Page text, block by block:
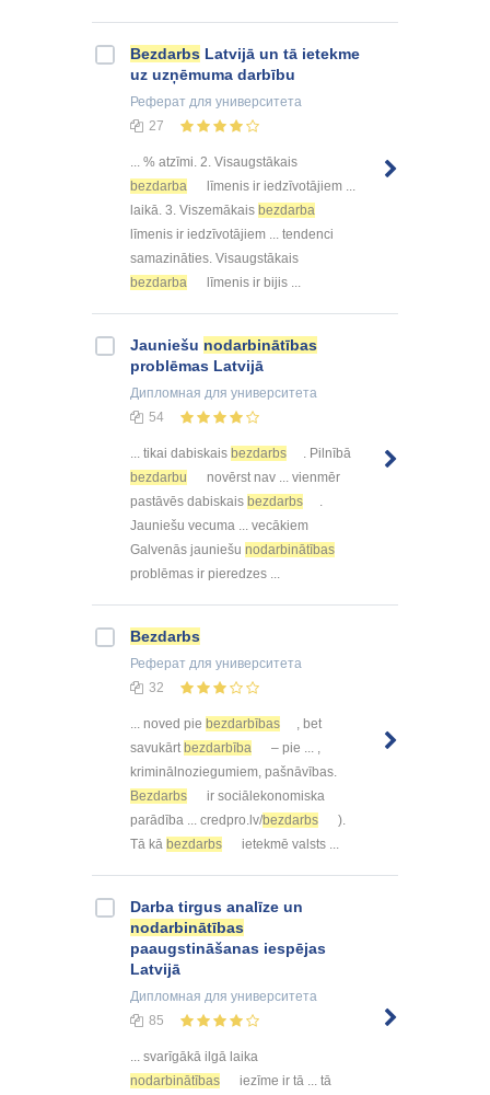
Bezdarbs Latvijā un tā ietekme
uz uzņēmuma darbību
Реферат для университета
27
... % atzīmi. 2. Visaugstākais
bezdarba
līmenis ir iedzīvotājiem ...
laikā. 3. Viszemākais bezdarba
līmenis ir iedzīvotājiem ... tendenci
samazināties. Visaugstākais
bezdarba
līmenis ir bijis ...
Jauniešu nodarbinātības
problēmas Latvijā
Дипломная для университета
54
... tikai dabiskais bezdarbs
. Pilnībā
bezdarbu
novērst nav ... vienmēr
pastāvēs dabiskais bezdarbs
.
Jauniešu vecuma ... vecākiem
Galvenās jauniešu nodarbinātības
problēmas ir pieredzes ...
Bezdarbs
Реферат для университета
32
... noved pie bezdarbības
, bet
savukārt bezdarbība
– pie ... ,
kriminālnoziegumiem, pašnāvības.
Bezdarbs
ir sociālekonomiska
parādība ... credpro.lv/bezdarbs
).
Tā kā bezdarbs ietekmē valsts ...
Darba tirgus analīze un
nodarbinātības
paaugstināšanas iespējas
Latvijā
Дипломная для университета
85
... svarīgākā ilgā laika
nodarbinātības
iezīme ir tā ... tā